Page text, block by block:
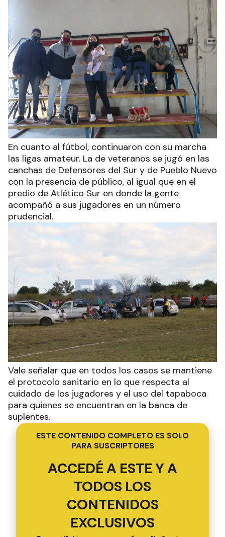
En cuanto al fútbol, continuaron con su marcha
las ligas amateur. La de veteranos se jugó en las
canchas de Defensores del Sur y de Pueblo Nuevo
con la presencia de público, al igual que en el
predio de Atlético Sur en donde la gente
acompañó a sus jugadores en un número
prudencial.
Vale señalar que en todos los casos se mantiene
el protocolo sanitario en lo que respecta al
cuidado de los jugadores y el uso del tapaboca
para quienes se encuentran en la banca de
suplentes.
ESTE CONTENIDO COMPLETO ES SOLO
PARA SUSCRIPTORES
ACCEDÉ A ESTE Y A
TODOS LOS
CONTENIDOS
EXCLUSIVOS